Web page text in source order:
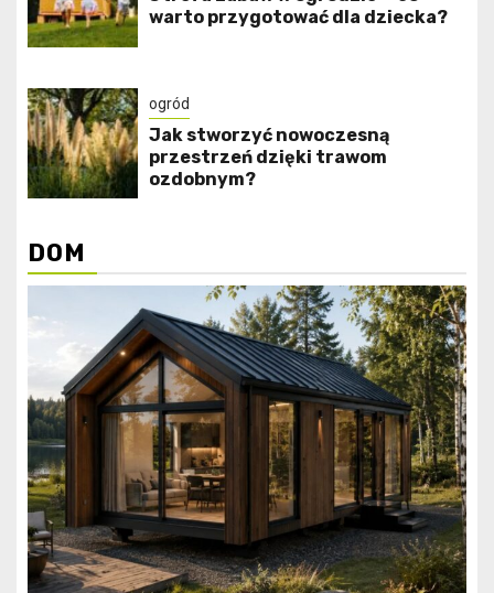
warto przygotować dla dziecka?
ogród
Jak stworzyć nowoczesną
przestrzeń dzięki trawom
ozdobnym?
DOM